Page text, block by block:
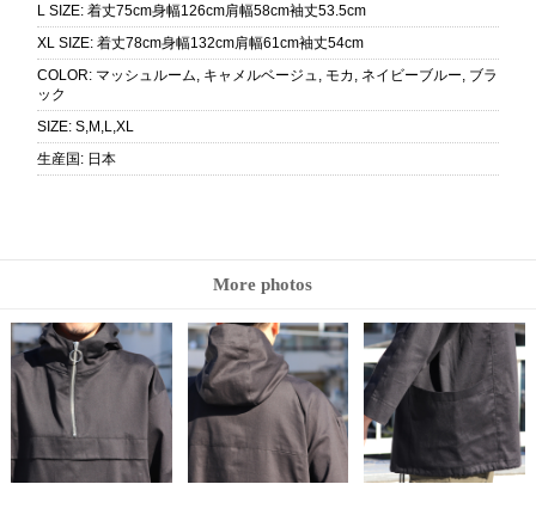
L SIZE: 着丈75cm身幅126cm肩幅58cm袖丈53.5cm
XL SIZE: 着丈78cm身幅132cm肩幅61cm袖丈54cm
COLOR: マッシュルーム, キャメルベージュ, モカ, ネイビーブルー, ブラ
ック
SIZE: S,M,L,XL
生産国 : 日本
More photos